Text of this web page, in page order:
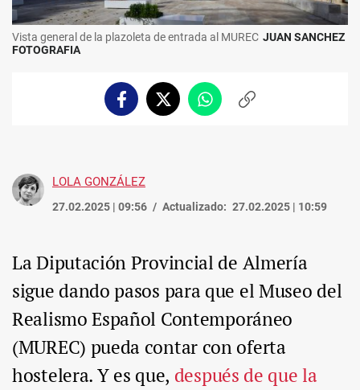
Vista general de la plazoleta de entrada al MUREC JUAN SANCHEZ
FOTOGRAFIA
FacebookTwitterWhatsappCopiar
LOLA GONZÁLEZ
27.02.2025 | 09:56 Actualizado: 27.02.2025 | 10:59
La Diputación Provincial de Almería
sigue dando pasos para que el Museo del
Realismo Español Contemporáneo
(MUREC) pueda contar con oferta
hostelera. Y es que, después de que la